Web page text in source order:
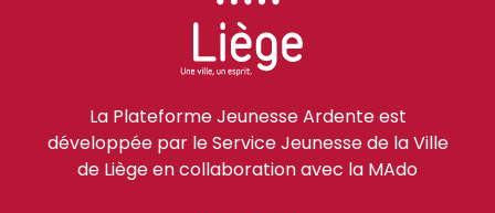
La Plateforme Jeunesse Ardente est
développée par le Service Jeunesse de la Ville
de Liège en collaboration avec la MAdo